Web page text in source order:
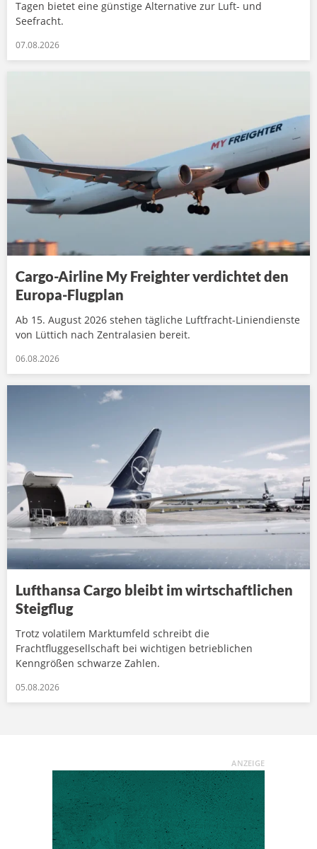
Tagen bietet eine günstige Alternative zur Luft- und
Seefracht.
07.08.2026
Cargo-Airline My Freighter verdichtet den
Europa-Flugplan
Ab 15. August 2026 stehen tägliche Luftfracht-Liniendienste
von Lüttich nach Zentralasien bereit.
06.08.2026
Lufthansa Cargo bleibt im wirtschaftlichen
Steigflug
Trotz volatilem Marktumfeld schreibt die
Frachtfluggesellschaft bei wichtigen betrieblichen
Kenngrößen schwarze Zahlen.
05.08.2026
ANZEIGE